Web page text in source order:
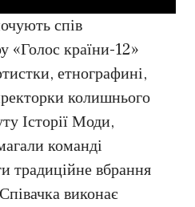
спів
«Голос країни-12»
етнографині,
колишнього
Історії Моди,
команді
традиційне вбрання
виконає